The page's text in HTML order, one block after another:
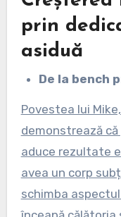
prin
asiduă
De la bench
Povestea lui
demonstrează
aduce rezultate
avea un corp
schimba